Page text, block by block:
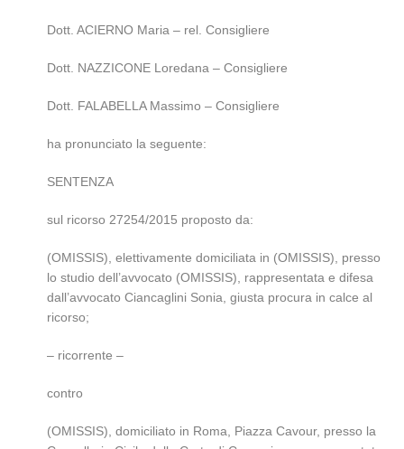
Dott. ACIERNO Maria – rel. Consigliere
Dott. NAZZICONE Loredana – Consigliere
Dott. FALABELLA Massimo – Consigliere
ha pronunciato la seguente:
SENTENZA
sul ricorso 27254/2015 proposto da:
(OMISSIS), elettivamente domiciliata in (OMISSIS), presso
lo studio dell’avvocato (OMISSIS), rappresentata e difesa
dall’avvocato Ciancaglini Sonia, giusta procura in calce al
ricorso;
– ricorrente –
contro
(OMISSIS), domiciliato in Roma, Piazza Cavour, presso la